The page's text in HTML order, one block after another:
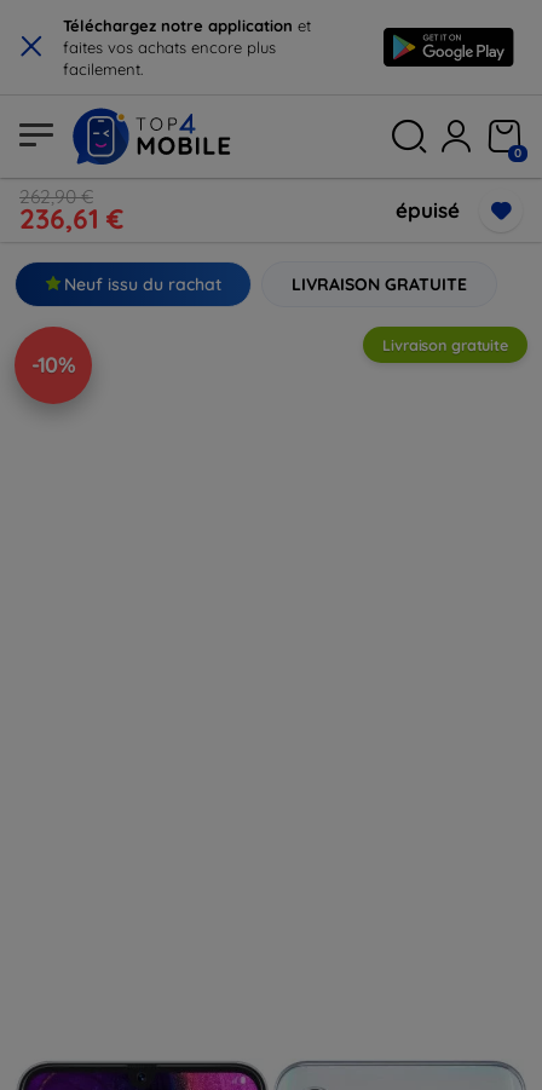
× Téléchargez notre application et
faites vos achats encore plus
facilement.
0
262,90 €
236,61 € épuisé
Neuf issu du rachat LIVRAISON GRATUITE
-10%
Livraison gratuite